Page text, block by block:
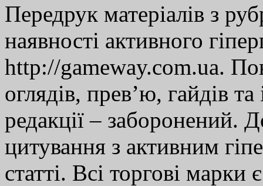
Передрук матеріалів з
наявності активного
http://gameway.com.ua.
оглядів, прев’ю, гайдів
редакції – заборонений.
цитування з активним
статті. Всі торгові марки